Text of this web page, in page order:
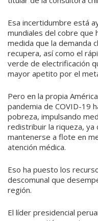
Esa incertidumbre está
mundiales del cobre que
medida que la demanda
recupera, así como el
verde de electrificación
mayor apetito por el
Pero en la propia
pandemia de COVID-19
pobreza, impulsando
redistribuir la riqueza, ya
mantenerse a flote en
atención médica.
Eso ha puesto los
descomunal que
región.
El líder presidencial